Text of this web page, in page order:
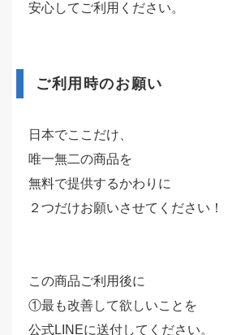
安心してご利用ください。
ご利用時のお願い
日本でここだけ、
唯一無二の商品を
無料で提供するかわりに
２つだけお願いさせてください！
この商品ご利用後に
①最も改善して欲しいことを
公式LINEに送付してください。